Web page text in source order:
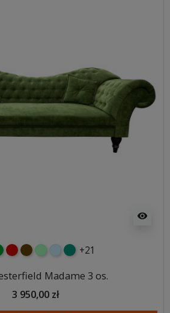
visibility
czerwony
czekoladowy
miętowybłękitny
turkusowy
+21
Madame 3 os.
3 950,00 zł